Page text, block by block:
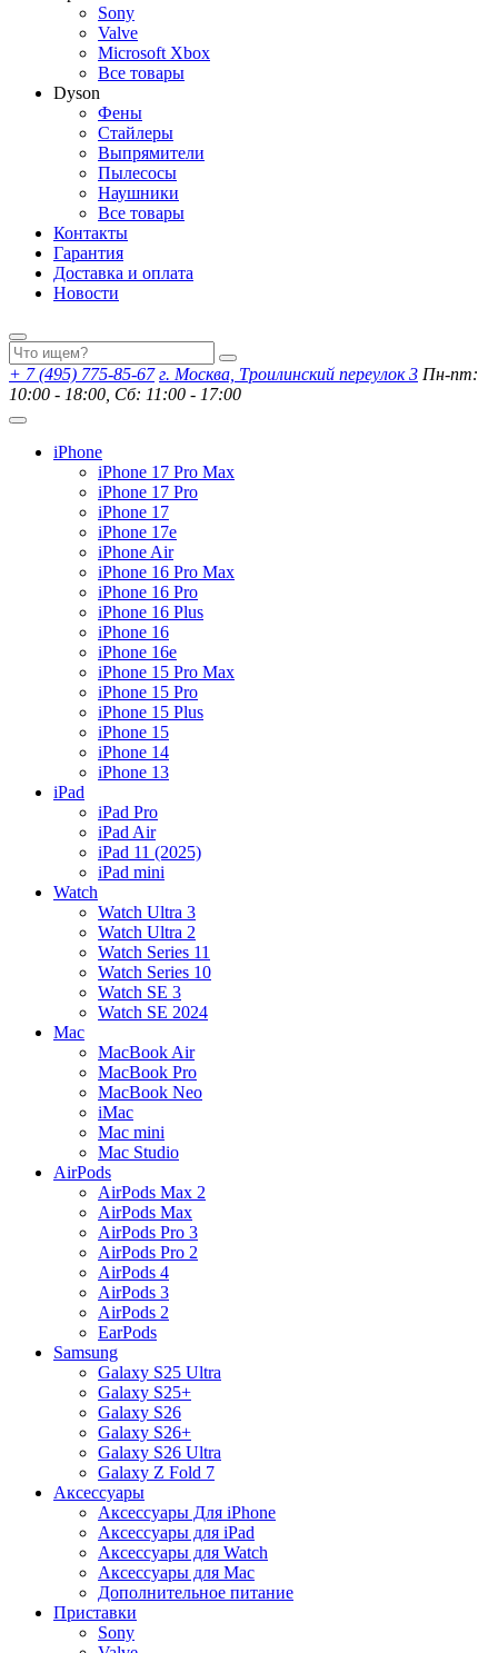
Sony
Valve
Microsoft Xbox
Все товары
Dyson
Фены
Стайлеры
Выпрямители
Пылесосы
Наушники
Все товары
Контакты
Гарантия
Доставка и оплата
Новости
+ 7 (495) 775-85-67 г. Москва, Троилинский переулок 3 Пн-пт:
10:00 - 18:00, Сб: 11:00 - 17:00
iPhone
iPhone 17 Pro Max
iPhone 17 Pro
iPhone 17
iPhone 17e
iPhone Air
iPhone 16 Pro Max
iPhone 16 Pro
iPhone 16 Plus
iPhone 16
iPhone 16e
iPhone 15 Pro Max
iPhone 15 Pro
iPhone 15 Plus
iPhone 15
iPhone 14
iPhone 13
iPad
iPad Pro
iPad Air
iPad 11 (2025)
iPad mini
Watch
Watch Ultra 3
Watch Ultra 2
Watch Series 11
Watch Series 10
Watch SE 3
Watch SE 2024
Mac
MacBook Air
MacBook Pro
MacBook Neo
iMac
Mac mini
Mac Studio
AirPods
AirPods Max 2
AirPods Max
AirPods Pro 3
AirPods Pro 2
AirPods 4
AirPods 3
AirPods 2
EarPods
Samsung
Galaxy S25 Ultra
Galaxy S25+
Galaxy S26
Galaxy S26+
Galaxy S26 Ultra
Galaxy Z Fold 7
Аксессуары
Аксессуары Для iPhone
Аксессуары для iPad
Аксессуары для Watch
Аксессуары для Mac
Дополнительное питание
Приставки
Sony